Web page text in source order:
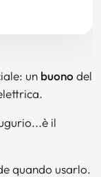
un buonodel
il
quando usarlo.